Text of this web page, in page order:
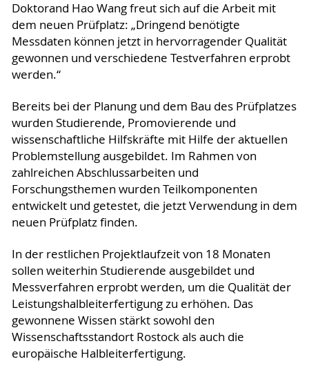
Doktorand Hao Wang freut sich auf die Arbeit mit
dem neuen Prüfplatz: „Dringend benötigte
Messdaten können jetzt in hervorragender Qualität
gewonnen und verschiedene Testverfahren erprobt
werden.“
Bereits bei der Planung und dem Bau des Prüfplatzes
wurden Studierende, Promovierende und
wissenschaftliche Hilfskräfte mit Hilfe der aktuellen
Problemstellung ausgebildet. Im Rahmen von
zahlreichen Abschlussarbeiten und
Forschungsthemen wurden Teilkomponenten
entwickelt und getestet, die jetzt Verwendung in dem
neuen Prüfplatz finden.
In der restlichen Projektlaufzeit von 18 Monaten
sollen weiterhin Studierende ausgebildet und
Messverfahren erprobt werden, um die Qualität der
Leistungshalbleiterfertigung zu erhöhen. Das
gewonnene Wissen stärkt sowohl den
Wissenschaftsstandort Rostock als auch die
europäische Halbleiterfertigung.